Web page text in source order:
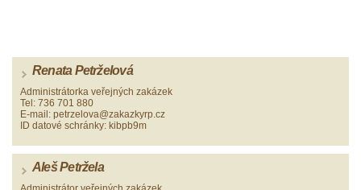
Renata Petrželová
Administrátorka veřejných zakázek
Tel: 736 701 880
E-mail: petrzelova@zakazkyrp.cz
ID datové schránky: kibpb9m
Aleš Petržela